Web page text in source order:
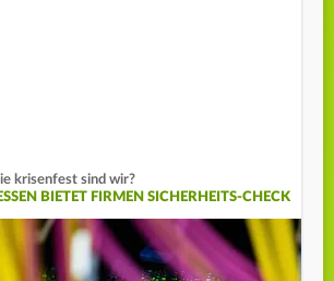
krisenfest sind wir?
BIETET FIRMEN SICHERHEITS-CHECK